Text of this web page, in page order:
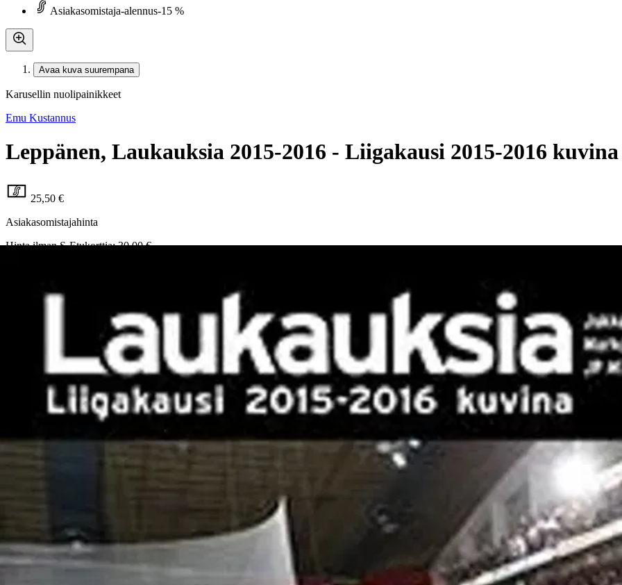
Asiakasomistaja-alennus-15 %
Avaa kuva suurempana
Karusellin nuolipainikkeet
Emu Kustannus
Leppänen, Laukauksia 2015-2016 - Liigakausi 2015-2016 kuvina
25,50 €
Asiakasomistajahinta
Hinta ilman S-Etukorttia: 30,00 €
Valitse toimitustapa
Nouto myymälästä
Toimitus
Kotiin tai noutopisteeseen
Alk. 0 €
Ilmainen toimitus yli 100 €:n tilauksille Postin pakettiautomaattiin tai
Etu ei koske Suuri‑lisäpalvelulla toimitettavia tuotteita.
Tarkista myymäläsaatavuus
Ei saatavilla